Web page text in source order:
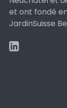
et ont fondé
JardinSuisse